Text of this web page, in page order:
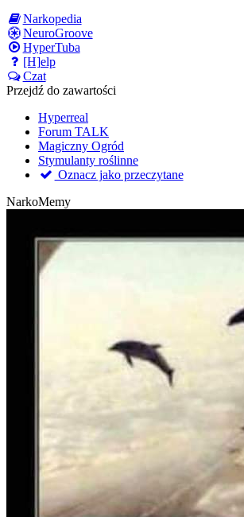
Narkopedia
NeuroGroove
HyperTuba
[H]elp
Czat
Przejdź do zawartości
Hyperreal
Forum TALK
Magiczny Ogród
Stymulanty roślinne
Oznacz jako przeczytane
NarkoMemy